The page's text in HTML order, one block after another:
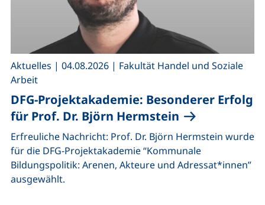
DFG-Projektakademie: Besonderer Erfolg
für Prof. Dr. Björn Hermstein
Aktuelles | 04.08.2026 | Fakultät Handel und Soziale
Arbeit
Erfreuliche Nachricht: Prof. Dr. Björn Hermstein wurde
für die DFG-Projektakademie “Kommunale
Bildungspolitik: Arenen, Akteure und Adressat*innen”
ausgewählt.